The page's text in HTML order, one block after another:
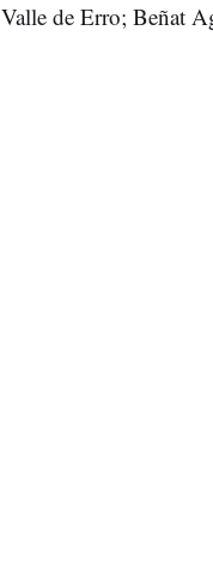
de Erro; Beñat